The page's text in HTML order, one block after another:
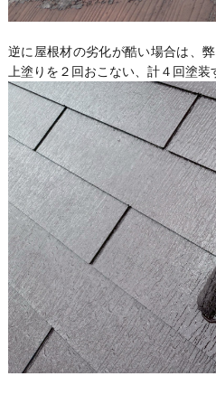
逆に屋根材の劣化が酷い場合は、
上塗りを２回おこない、計４回塗装